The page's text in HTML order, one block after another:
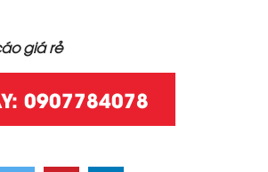
giá rẻ
0907784078